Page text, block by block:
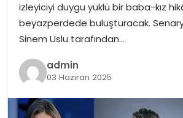
OTOMOBIL
TEKNOLOJI
EKONOMI
izleyiciyi duygu yüklü bir baba-kız
beyazperdede buluşturacak.
Sinem Uslu tarafından…
admin
03 Haziran 2025